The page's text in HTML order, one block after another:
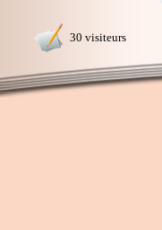
30 visiteurs